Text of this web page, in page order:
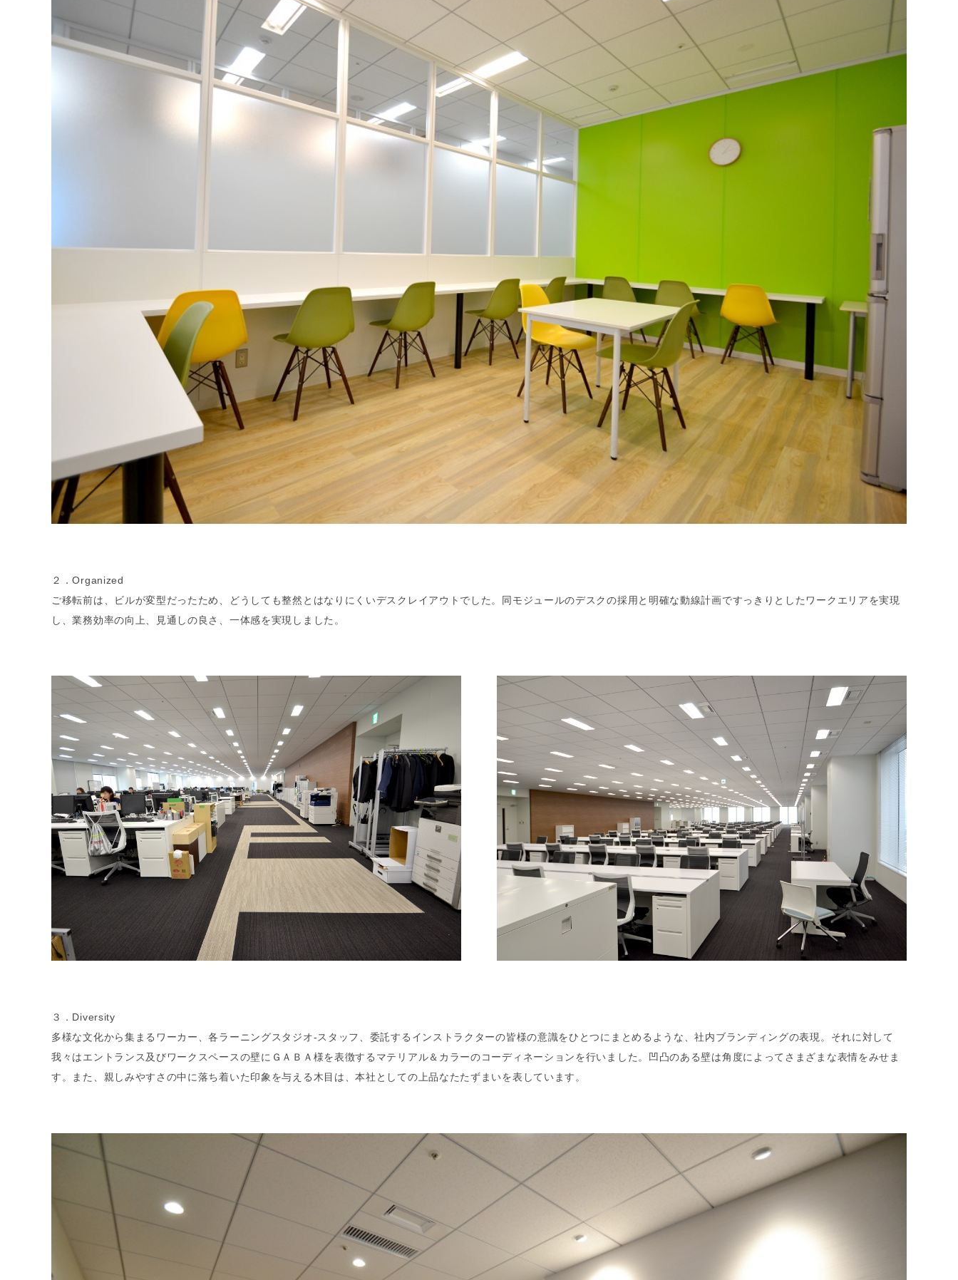
２．Organized
ご移転前は、ビルが変型だったため、どうしても整然とはなりにくいデスクレイアウトでした。同モジュールのデスクの採用と明確な動線計画ですっきりとしたワークエリアを実現
し、業務効率の向上、見通しの良さ、一体感を実現しました。
３．Diversity
多様な文化から集まるワーカー、各ラーニングスタジオ-スタッフ、委託するインストラクターの皆様の意識をひとつにまとめるような、社内ブランディングの表現。それに対して
我々はエントランス及びワークスペースの壁にＧＡＢＡ様を表徴するマテリアル＆カラーのコーディネーションを行いました。凹凸のある壁は角度によってさまざまな表情をみせま
す。また、親しみやすさの中に落ち着いた印象を与える木目は、本社としての上品なたたずまいを表しています。